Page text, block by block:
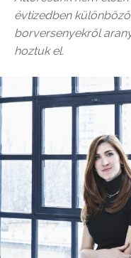
évtizedben
borversenyekről
hoztuk el.